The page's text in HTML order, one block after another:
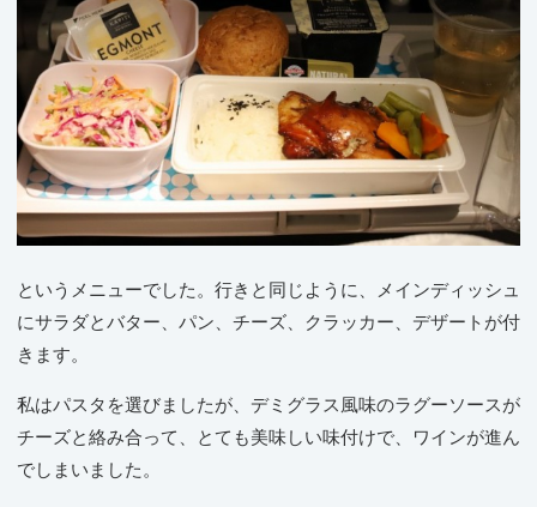
というメニューでした。行きと同じように、メインディッシュ
にサラダとバター、パン、チーズ、クラッカー、デザートが付
きます。
私はパスタを選びましたが、デミグラス風味のラグーソースが
チーズと絡み合って、とても美味しい味付けで、ワインが進ん
でしまいました。